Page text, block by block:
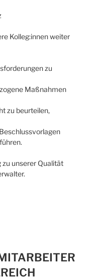
Kolleg:innen weiter
zu
Maßnahmen
zu beurteilen,
unserer Qualität